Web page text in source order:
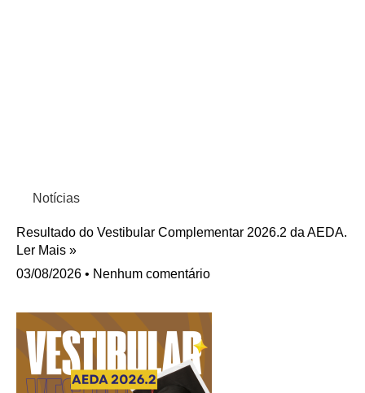
Notícias
Resultado do Vestibular Complementar 2026.2 da AEDA.
Ler Mais »
03/08/2026
Nenhum comentário